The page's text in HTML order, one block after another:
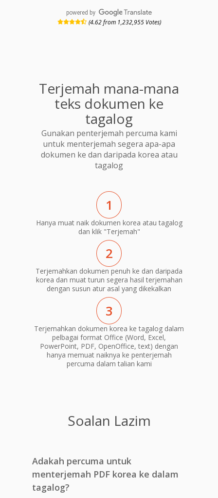
powered by
(4.62 from 1,232,955 Votes)
Terjemah mana-mana
teks dokumen ke
tagalog
Gunakan penterjemah percuma kami
untuk menterjemah segera apa-apa
dokumen ke dan daripada korea atau
tagalog
1
Hanya muat naik dokumen korea atau tagalog
dan klik "Terjemah"
2
Terjemahkan dokumen penuh ke dan daripada
korea dan muat turun segera hasil terjemahan
dengan susun atur asal yang dikekalkan
3
Terjemahkan dokumen korea ke tagalog dalam
pelbagai format Office (Word, Excel,
PowerPoint, PDF, OpenOffice, text) dengan
hanya memuat naiknya ke penterjemah
percuma dalam talian kami
Soalan Lazim
Adakah percuma untuk
menterjemah PDF korea ke dalam
tagalog?